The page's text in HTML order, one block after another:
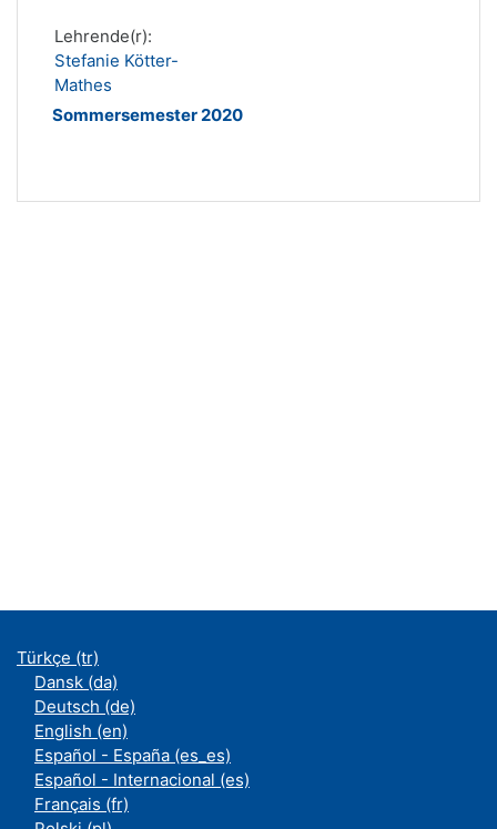
Lehrende(r):
Stefanie Kötter-
Mathes
Sommersemester 2020
Türkçe ‎(tr)‎
Dansk ‎(da)‎
Deutsch ‎(de)‎
English ‎(en)‎
Español - España ‎(es_es)‎
Español - Internacional ‎(es)‎
Français ‎(fr)‎